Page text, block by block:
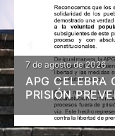
7 de agosto de 2026
APG CELEBRA
PRISIÓN
DIRIGENTES
RESOLUCIÓN